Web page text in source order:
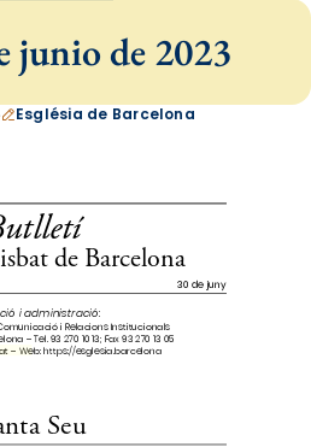
junio de 2023
Església de Barcelona
– Web: https://esglesia.barcelona